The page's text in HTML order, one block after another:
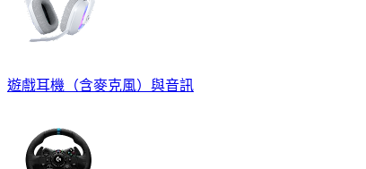
遊戲耳機（含麥克風）與音訊